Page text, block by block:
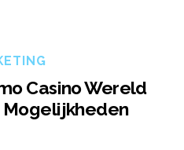
Casino Wereld
Mogelijkheden